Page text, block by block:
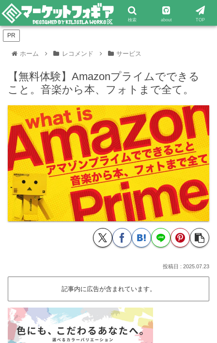
PR
ホーム レコメンド サービス
【無料体験】Amazonプライムでできる
こと。音楽から本、フォトまで全て。
2025.07.23
記事内に広告が含まれています。
検索 about TOP